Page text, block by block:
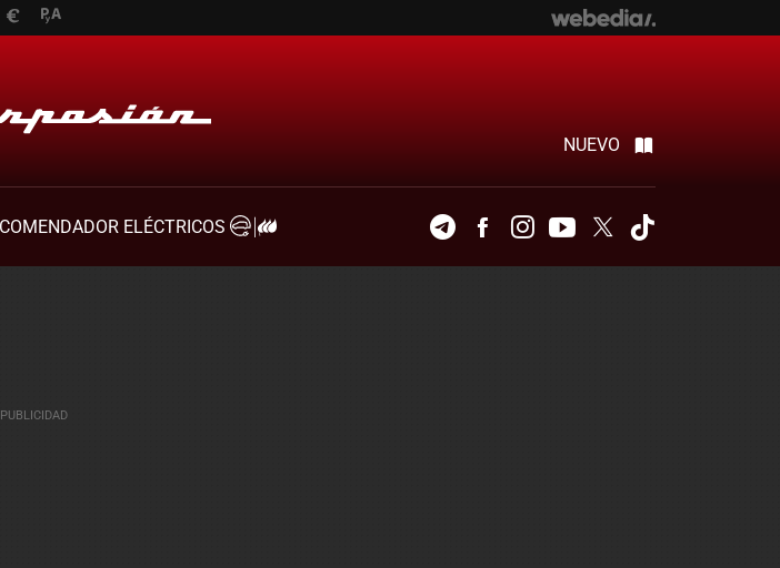
NUEVO
ELÉCTRICOS
TelegramFacebookInstagramYoutubeTwitter